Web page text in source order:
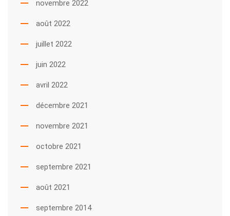
novembre 2022
août 2022
juillet 2022
juin 2022
avril 2022
décembre 2021
novembre 2021
octobre 2021
septembre 2021
août 2021
septembre 2014